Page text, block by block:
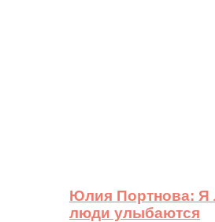
Юлия Портнова: Я
люди улыбаются